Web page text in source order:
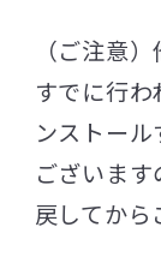
（ご注意
すでに行
ンストー
ございま
戻してから